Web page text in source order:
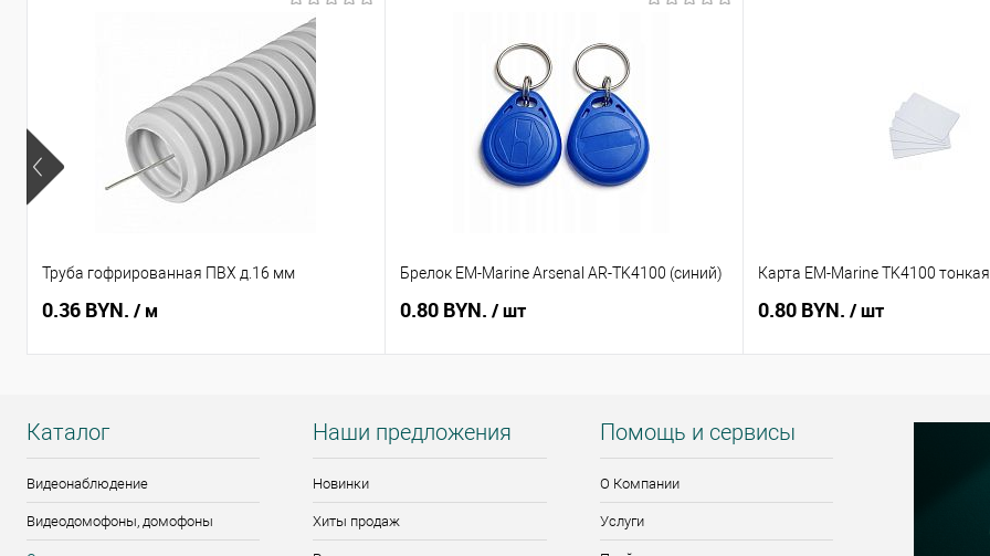
Труба гофрированная ПВХ д.16 мм
0.36 BYN. / м
Брелок EM-Marine Arsenal AR-TK4100 (синий)
0.80 BYN. / шт
Карта EM-Marine TK4100
0.80 BYN. / шт
Каталог
Видеонаблюдение
Видеодомофоны, домофоны
Наши предложения
Новинки
Хиты продаж
Помощь и сервисы
О Компании
Услуги